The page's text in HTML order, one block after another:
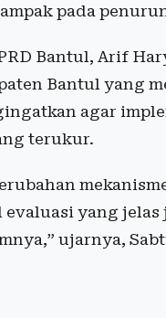
pada
Bantul, Arif
Bantul yang
agar
terukur.
evaluasi yang
ujarnya,